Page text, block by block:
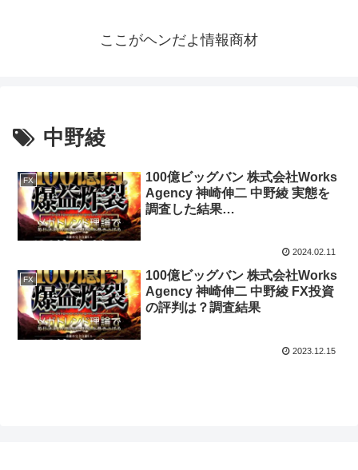
ここがヘンだよ情報商材
中野綾
FX
100億ビッグバン 株式会社Works
Agency 神崎伸二 中野綾 実態を
調査した結果…
2024.02.11
FX
100億ビッグバン 株式会社Works
Agency 神崎伸二 中野綾 FX投資
の評判は？調査結果
2023.12.15